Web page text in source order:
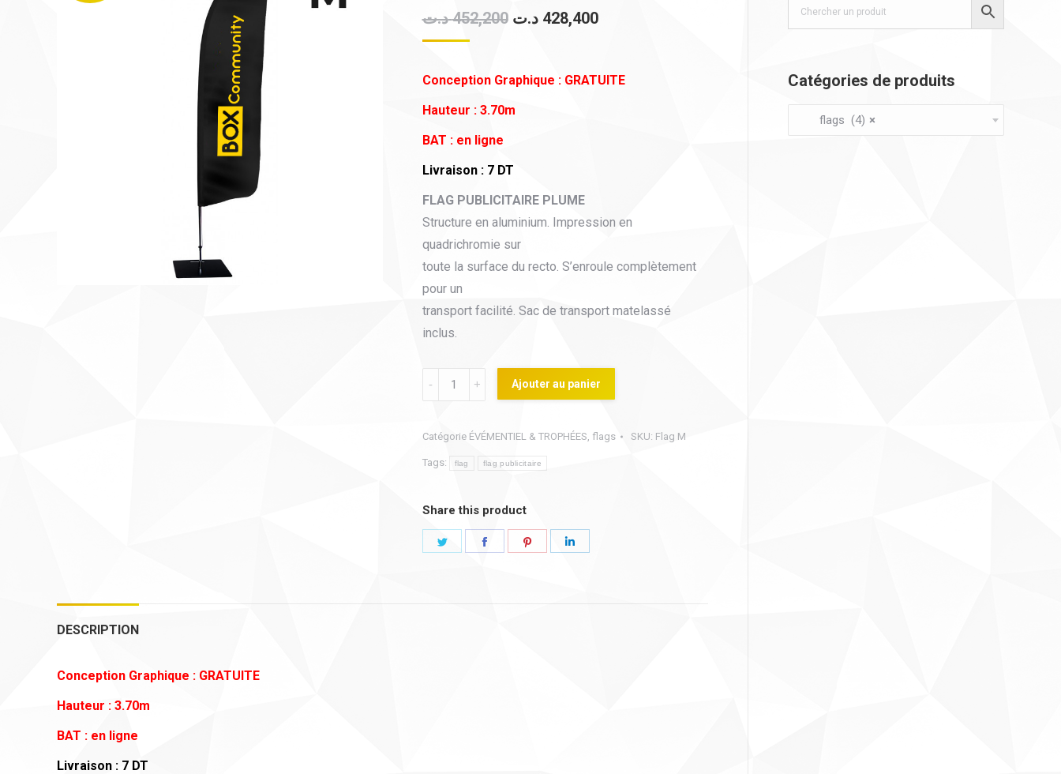
452,200 د.ت
Le
était :
428,400 د.ت
Le
est :
Conception Graphique : GRATUITE
Hauteur : 3.70m
BAT : en ligne
Livraison : 7 DT
FLAG PUBLICITAIRE PLUME
Structure en aluminium. Impression en
quadrichromie sur
toute la surface du recto. S’enroule complètement
pour un
transport facilité. Sac de transport matelassé
inclus.
publicitaire
forme
plume
Ajouter au panier
Catégorie ÉVÉMENTIEL & TROPHÉES, flags SKU: Flag M
Tags: flag flag publicitaire
Share this product
Share
DESCRIPTION
Conception Graphique : GRATUITE
Hauteur : 3.70m
BAT : en ligne
Livraison : 7 DT
Catégories de produits
×
flags (4)